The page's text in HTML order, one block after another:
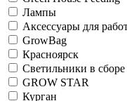
Лампы
Аксессуары для
GrowBag
Красноярск
Светильники в сборе
GROW STAR
Курган